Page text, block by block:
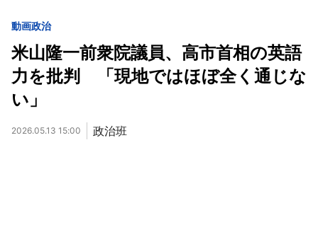
動画政治
米山隆一前衆院議員、高市首相の英語
力を批判 「現地ではほぼ全く通じな
い」
2026.05.13 15:00 政治班